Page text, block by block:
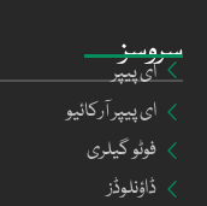
سروسز
ای پیپر
ای پیپر آرکائیو
فوٹو گیلری
ڈاؤنلوڈز